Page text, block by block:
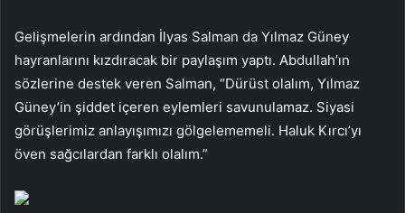
Gelişmelerin ardından İlyas Salman da Yılmaz Güney
hayranlarını kızdıracak bir paylaşım yaptı. Abdullah’ın
sözlerine destek veren Salman, “Dürüst olalım, Yılmaz
Güney’in şiddet içeren eylemleri savunulamaz. Siyasi
görüşlerimiz anlayışımızı gölgelememeli. Haluk Kırcı’yı
öven sağcılardan farklı olalım.”